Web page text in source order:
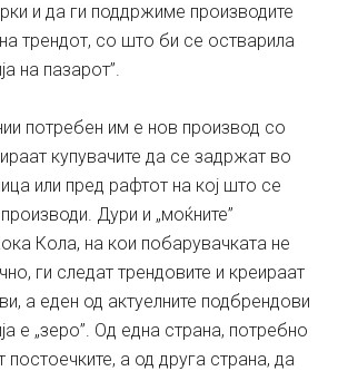
и да ги поддржиме производите
трендот, со што би се остварила
на пазарот”.
потребен им е нов производ со
купувачите да се задржат во
или пред рафтот на кој што се
Дури и „моќните”
Кола, на кои побарувачката не
ги следат трендовите и креираат
а еден од актуелните подбрендови
е „зеро”. Од една страна, потребно
постоечките, а од друга страна, да